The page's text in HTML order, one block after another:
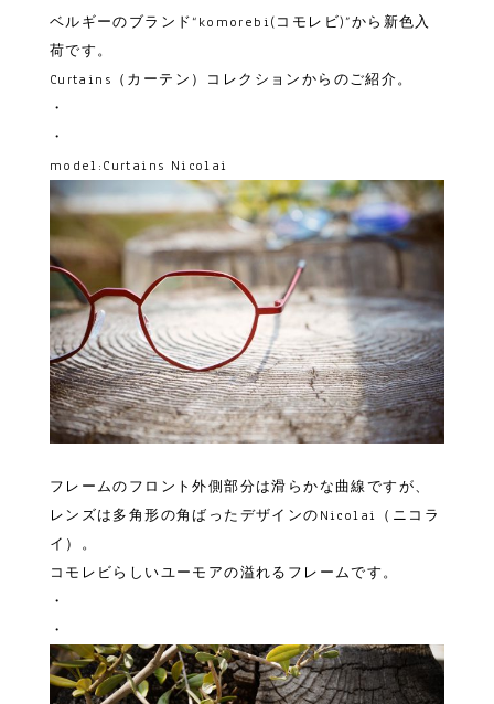
ベルギーのブランド“komorebi(コモレビ)”から新色入
荷です。
Curtains（カーテン）コレクションからのご紹介。
・
・
model:Curtains Nicolai
フレームのフロント外側部分は滑らかな曲線ですが、
レンズは多角形の角ばったデザインのNicolai（ニコラ
イ）。
コモレビらしいユーモアの溢れるフレームです。
・
・